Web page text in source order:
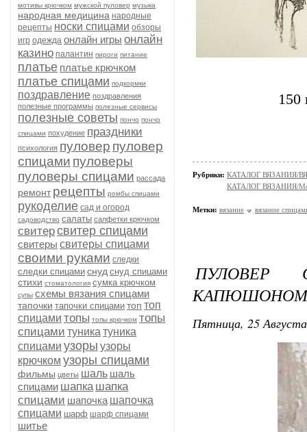
мотивы крючком мужской пуловер музыка
народная медицина народные
рецепты носки спицами обзоры
игр одежда онлайн игры онлайн
казино палантин пироги питание
платье платье крючком
платье спицами подкормки
поздравление поздравления
полезные программы полезные сервисы
полезные советы пончо пончо
спицами похудение праздники
психология пуловер пуловер
спицами пуловеры
пуловеры спицами рассада
ремонт рецепты ромбы спицами
рукоделие сад и огород
садоводство салаты салфетки крючком
свитерсвитер спицами
свитеры свитеры спицами
своими руками следки
следки спицами снуд снуд спицами
стихи стоматология сумка крючком
супы схемы вязания спицами
тапочки тапочки спицами топ топ
спицами топы топы крючком топы
спицами туника туника
спицами узоры узоры
крючком узоры спицами
фильмы цветы шаль шаль
спицами шапка шапка
спицами шапочка шапочка
спицами шарф шарф спицами
шитье
150
Рубрики: КАТАЛОГ ВЯЗАНИЯ/
КАТАЛОГ ВЯЗАНИЯ/
Метки: вязание вязание
КАПЮШОНОМ
Пятница, 25